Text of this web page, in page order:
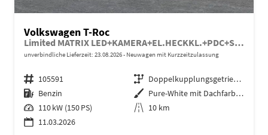
Volkswagen T-Roc
Limited MATRIX LED+KAMERA+EL.HECKKL.+PDC+SHZ
unverbindliche Lieferzeit: 23.08.2026 Neuwagen mit Kurzzeitzulassung
Fahrzeugnr. 105591 Getriebe
Doppelkupplungsgetriebe (DSG)
Kraftstoff Benzin Außenfarbe
Pure-White mit Dachfarbe in Deep Black Perleffekt
Leistung 110 kW (150 PS) Kilometerstand 10 km
11.03.2026